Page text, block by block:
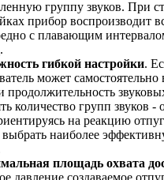
группу звуков. При
прибор воспроизводит
с плавающим
гибкой настройки.
может
продолжительность
количество групп звуков -
на реакцию
наиболее
площадь охвата
давление создаваемое